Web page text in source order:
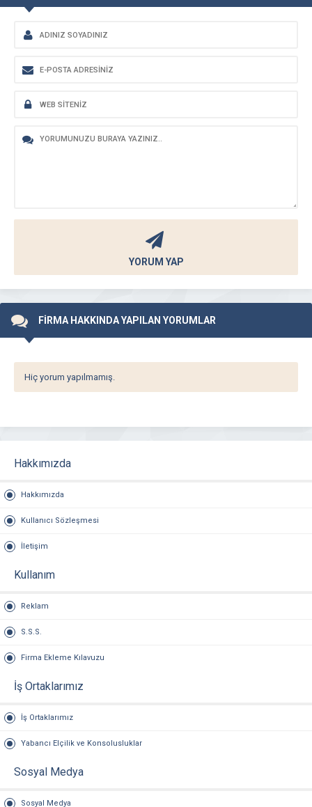
YORUM YAP
FİRMA HAKKINDA YAPILAN YORUMLAR
Hiç yorum yapılmamış.
Hakkımızda
Hakkımızda
Kullanıcı Sözleşmesi
İletişim
Kullanım
Reklam
S.S.S.
Firma Ekleme Kılavuzu
İş Ortaklarımız
İş Ortaklarımız
Yabancı Elçilik ve Konsolusluklar
Sosyal Medya
Sosyal Medya